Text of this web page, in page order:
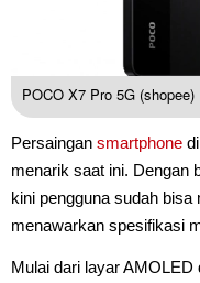
POCO X7 Pro 5G (shopee)
Persaingan smartphone
menarik saat ini. Dengan
kini pengguna sudah
menawarkan spesifikasi
Mulai dari layar AMOLED